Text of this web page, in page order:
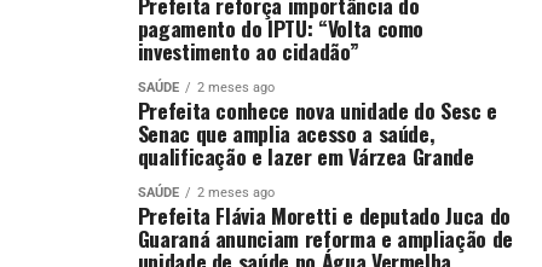
pagamento do IPTU: “Volta como
investimento ao cidadão”
SAÚDE 2 meses ago
Prefeita conhece nova unidade do Sesc e
Senac que amplia acesso a saúde,
qualificação e lazer em Várzea Grande
SAÚDE 2 meses ago
Prefeita Flávia Moretti e deputado Juca do
Guaraná anunciam reforma e ampliação de
unidade de saúde no Água Vermelha